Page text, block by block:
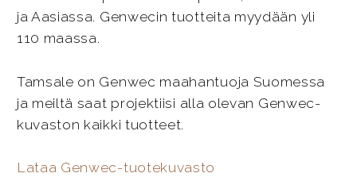
ja Aasiassa. Genwecin tuotteita myydään yli
110 maassa.
Tamsale on Genwec maahantuoja Suomessa
ja meiltä saat projektiisi alla olevan Genwec-
kuvaston kaikki tuotteet.
Lataa Genwec-tuotekuvasto